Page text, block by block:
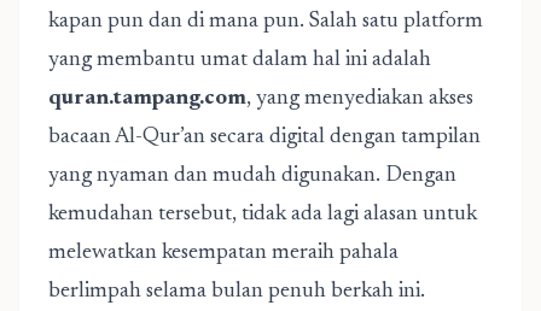
kapan pun dan di mana pun. Salah satu platform
yang membantu umat dalam hal ini adalah
quran.tampang.com, yang menyediakan akses
bacaan Al-Qur’an secara digital dengan tampilan
yang nyaman dan mudah digunakan. Dengan
kemudahan tersebut, tidak ada lagi alasan untuk
melewatkan kesempatan meraih pahala
berlimpah selama bulan penuh berkah ini.